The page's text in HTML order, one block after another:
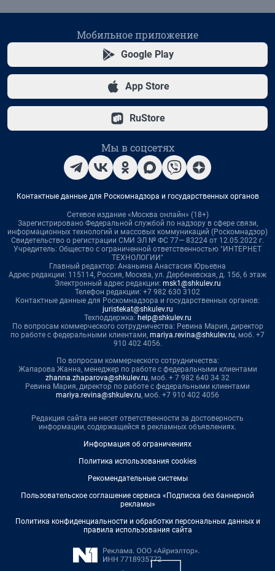
Мобильное приложение
Google Play
App Store
RuStore
Мы в соцсетях
Контактные данные для Роскомнадзора и государственных органов
Сетевое издание «Москва онлайн» (18+)
Зарегистрировано Федеральной службой по надзору в сфере связи,
информационных технологий и массовых коммуникаций (Роскомнадзор)
Свидетельство о регистрации СМИ ЭЛ № ФС 77— 83224 от 12.05.2022 г.
Учредитель: Общество с ограниченной ответственностью "ИНТЕРНЕТ
ТЕХНОЛОГИИ"
Главный редактор: Ананьина Анастасия Юрьевна
Адрес редакции: 115114, Россия, Москва, ул. Дербеневская, д. 15б, 6 этаж
Электронный адрес редакции: msk1@shkulev.ru
Телефон редакции: +7 982 630 3102
Контактные данные для Роскомнадзора и государственных органов:
juristekat@shkulev.ru
Техподдержка: help@shkulev.ru
По вопросам коммерческого сотрудничества: Ревина Мария, директор
по работе с федеральными клиентами, mariya.revina@shkulev.ru, моб. +7
910 402 4056.
По вопросам коммерческого сотрудничества:
Жапарова Жанна, менеджер по работе с федеральными клиентами
zhanna.zhaparova@shkulev.ru, моб. + 7 982 640 34 32
Ревина Мария, директор по работе с федеральными клиентами
mariya.revina@shkulev.ru, моб. +7 910 402 4056
Редакция сайта не несет ответственности за достоверность
информации, содержащейся в рекламных объявлениях.
Информация об ограничениях
Политика использования cookies
Рекомендательные системы
Пользовательское соглашение сервиса «Подписка без баннерной
рекламы»
Политика конфиденциальности и обработки персональных данных и
правила использования сайта